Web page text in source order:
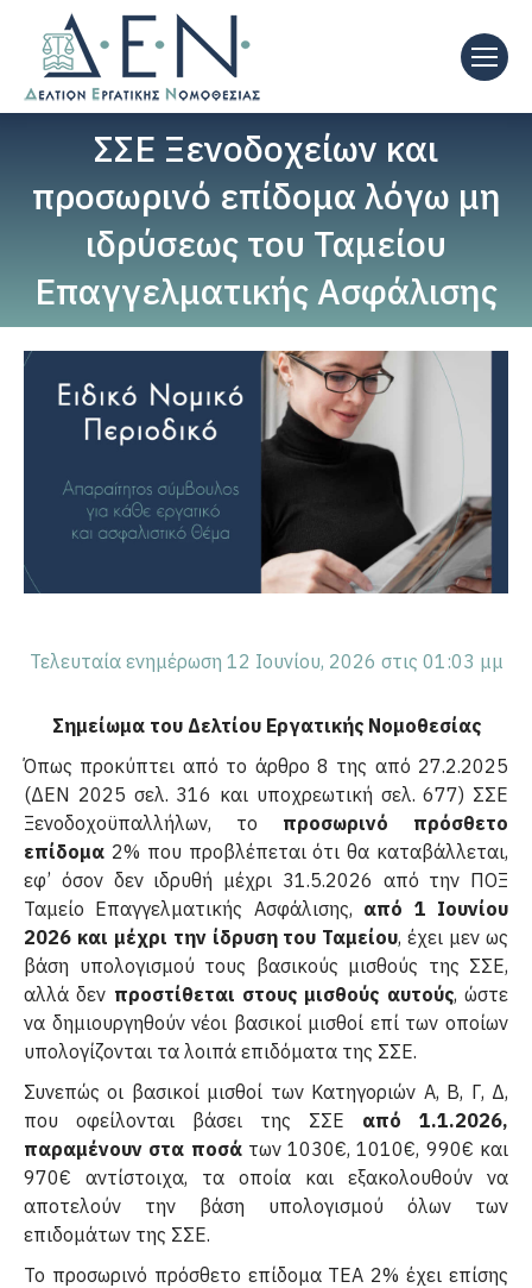
ΣΣΕ Ξενοδοχείων και
προσωρινό επίδομα λόγω μη
ιδρύσεως του Ταμείου
Επαγγελματικής Ασφάλισης
Τελευταία ενημέρωση 12 Ιουνίου, 2026 στις 01:03 μμ
Σημείωμα του Δελτίου Εργατικής Νομοθεσίας
Όπως προκύπτει από το άρθρο 8 της από 27.2.2025
(ΔΕΝ 2025 σελ. 316 και υποχρεωτική σελ. 677) ΣΣΕ
Ξενοδοχοϋπαλλήλων, το προσωρινό πρόσθετο
επίδομα 2% που προβλέπεται ότι θα καταβάλλεται,
εφ’ όσον δεν ιδρυθή μέχρι 31.5.2026 από την ΠΟΞ
Ταμείο Επαγγελματικής Ασφάλισης, από 1 Ιουνίου
2026 και μέχρι την ίδρυση του Ταμείου, έχει μεν ως
βάση υπολογισμού τους βασικούς μισθούς της ΣΣΕ,
αλλά δεν προστίθεται στους μισθούς αυτούς, ώστε
να δημιουργηθούν νέοι βασικοί μισθοί επί των οποίων
υπολογίζονται τα λοιπά επιδόματα της ΣΣΕ.
Συνεπώς οι βασικοί μισθοί των Κατηγοριών Α, Β, Γ, Δ,
που οφείλονται βάσει της ΣΣΕ από 1.1.2026,
παραμένουν στα ποσάτων 1030€, 1010€, 990€ και
970€ αντίστοιχα, τα οποία και εξακολουθούν να
αποτελούν την βάση υπολογισμού όλων των
επιδομάτων της ΣΣΕ.
Το προσωρινό πρόσθετο επίδομα ΤΕΑ 2% έχει επίσης